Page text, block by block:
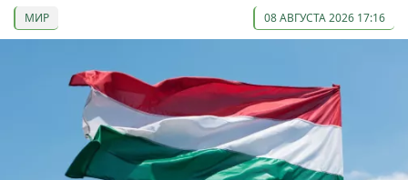
МИР 08 АВГУСТА 2026 17:16